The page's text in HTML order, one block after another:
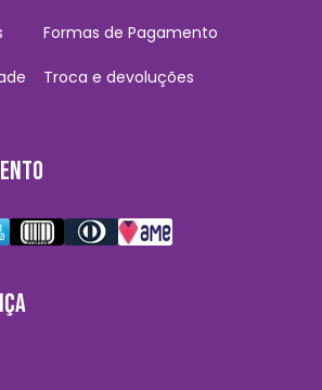
Formas de Pagamento
Troca e devoluções